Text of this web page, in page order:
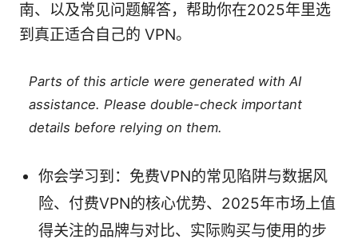
南、以及常见问题解答，帮助你在2025年里选
到真正适合自己的 VPN。
Parts of this article were generated with AI
assistance. Please double-check important
details before relying on them.
你会学习到：免费VPN的常见陷阱与数据风
险、付费VPN的核心优势、2025年市场上值
得关注的品牌与对比、实际购买与使用的步